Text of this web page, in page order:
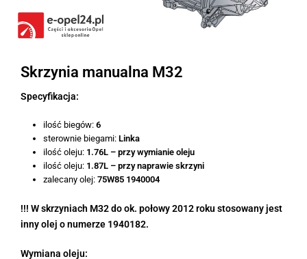
Skrzynia manualna M32
Specyfikacja:
ilość biegów:6
sterownie biegami:Linka
ilość oleju: 1.76L – przy wymianie oleju
ilość oleju: 1.87L – przy naprawie skrzyni
zalecany olej: 75W85 1940004
!!! W skrzyniach M32 do ok. połowy 2012 roku stosowany jest
inny olej o numerze 1940182.
Wymiana oleju: